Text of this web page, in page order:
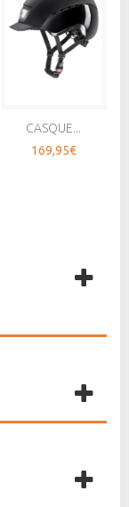
CASQUE...
169,95€